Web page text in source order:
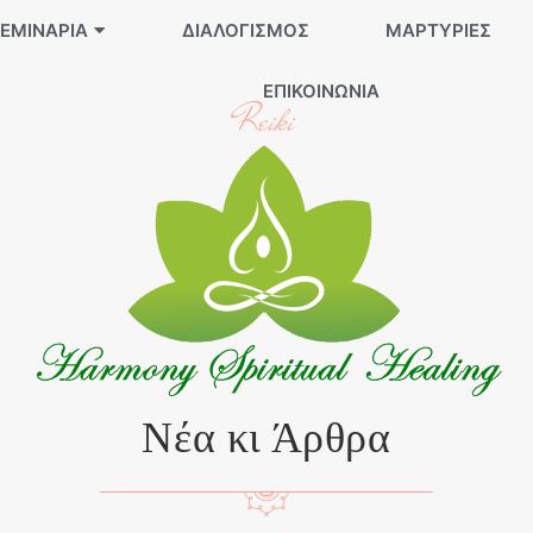
ΔΙΑΛΟΓΙΣΜΌΣ ΜΑΡΤΥΡΊΕΣ
ΕΠΙΚΟΙΝΩΝΊΑ
Reiki
Νέα κι Άρθρα